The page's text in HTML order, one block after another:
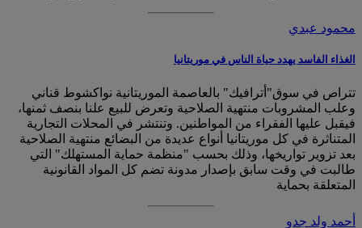
محمود عبدي
الغذاء الفاسد يهدد حياة الناس في موريتانيا
تتراص في سوق"أترافيك" بالعاصمة الموريتانية نواكشوط قناني
وعلب المشروبات منتهية الصلاحية وتعرض للبيع علنا بنصف ثمنها،
فيقبل عليها الفقراء من المواطنين. وتنتشر في المحلات التجارية
المتناثرة في كل موريتانيا أنواع عديدة من البضائع منتهية الصلاحية
بعد تزوير تواريخها، وذلك بحسب "منظمة حماية المستهلك" التي
طالبت في وقت سابق بإصدار مدونة تضم كل المواد القانونية
المتعلقة بحماية
أحمد ولد جدو